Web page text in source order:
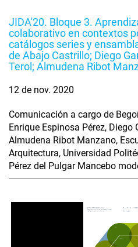
JIDA'20. Bloque 3.
colaborativo en contextos
catálogos series y
de Abajo Castrillo; Diego
Terol; Almudena Ribot
12 de nov. 2020
Comunicación a cargo de
Enrique Espinosa Pérez, Diego
Almudena Ribot Manzano,
Arquitectura, Universidad
Pérez del Pulgar Mancebo